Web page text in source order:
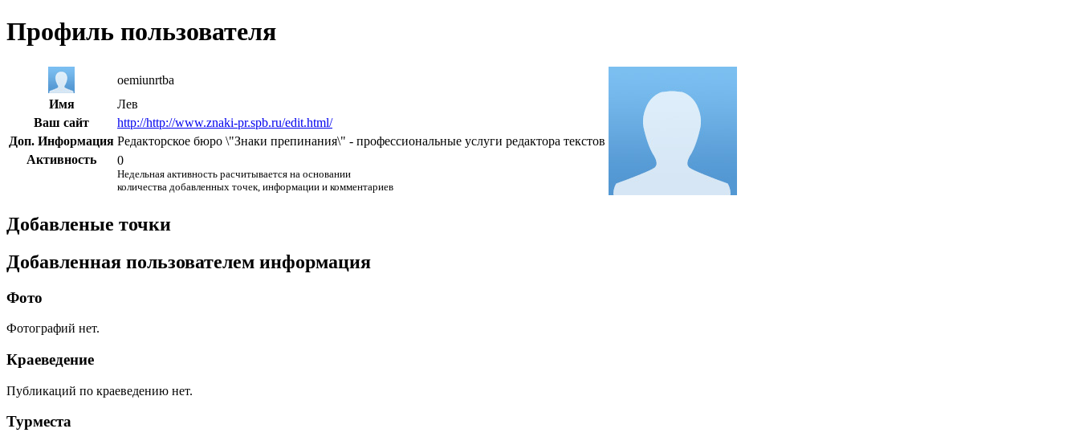
Профиль пользователя
oemiunrtba
Имя
Лев
Ваш сайт
http://http://www.znaki-pr.spb.ru/edit.html/
Доп. Информация Редакторское бюро \"Знаки препинания\" - профессиональные услуги редактора текстов
Активность
0
Недельная активность расчитывается на основании
количества добавленных точек, информации и комментариев
Добавленые точки
Добавленная пользователем информация
Фото
Фотографий нет.
Краеведение
Публикаций по краеведению нет.
Турместа